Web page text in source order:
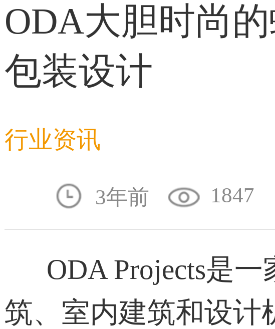
恭喜159****4201用户作
恭喜133****8874用户作
恭喜138****8638用户作
ODA大胆时尚
包装设计
行业资讯
3年前 1847
ODA Projects是一
筑、室内建筑和设计